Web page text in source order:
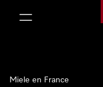
Miele en France